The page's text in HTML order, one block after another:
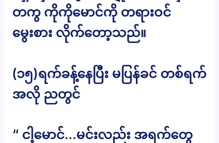
တကွ ကိုကိုမောင်ကို တရားဝင်
မွေးစား လိုက်တော့သည်။
(၁၅)ရက်ခန့်နေပြီး မပြန်ခင် တစ်ရက်
အလို ညတွင်
“ ငါ့မောင်…မင်းလည်း အရက်တွေ